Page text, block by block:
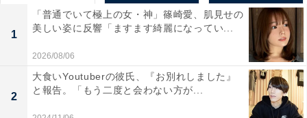
1
「普通でいて極上の女・神」篠崎愛、肌見せの
美しい姿に反響「ますます綺麗になってい...
2026/08/06
2
大食いYoutuberの彼氏、『お別れしました』
と報告。「もう二度と会わない方が...